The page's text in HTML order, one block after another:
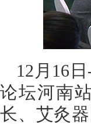
12月16
论坛河南
长、艾灸